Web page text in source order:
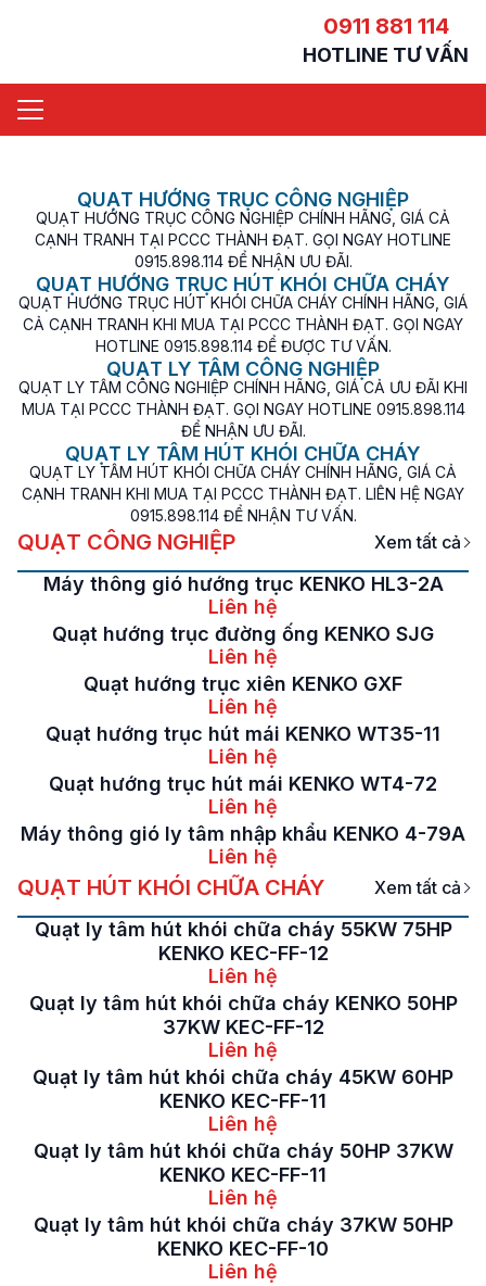
0911 881 114
HOTLINE TƯ VẤN
QUẠT HƯỚNG TRỤC CÔNG NGHIỆP
QUẠT HƯỚNG TRỤC CÔNG NGHIỆP CHÍNH HÃNG, GIÁ CẢ
CẠNH TRANH TẠI PCCC THÀNH ĐẠT. GỌI NGAY HOTLINE
0915.898.114 ĐỂ NHẬN ƯU ĐÃI.
QUẠT HƯỚNG TRỤC HÚT KHÓI CHỮA CHÁY
QUẠT HƯỚNG TRỤC HÚT KHÓI CHỮA CHÁY CHÍNH HÃNG, GIÁ
CẢ CẠNH TRANH KHI MUA TẠI PCCC THÀNH ĐẠT. GỌI NGAY
HOTLINE 0915.898.114 ĐỂ ĐƯỢC TƯ VẤN.
QUẠT LY TÂM CÔNG NGHIỆP
QUẠT LY TÂM CÔNG NGHIỆP CHÍNH HÃNG, GIÁ CẢ ƯU ĐÃI KHI
MUA TẠI PCCC THÀNH ĐẠT. GỌI NGAY HOTLINE 0915.898.114
ĐỂ NHẬN ƯU ĐÃI.
QUẠT LY TÂM HÚT KHÓI CHỮA CHÁY
QUẠT LY TÂM HÚT KHÓI CHỮA CHÁY CHÍNH HÃNG, GIÁ CẢ
CẠNH TRANH KHI MUA TẠI PCCC THÀNH ĐẠT. LIÊN HỆ NGAY
0915.898.114 ĐỂ NHẬN TƯ VẤN.
QUẠT CÔNG NGHIỆP Xem tất cả
Máy thông gió hướng trục KENKO HL3-2A
Liên hệ
Quạt hướng trục đường ống KENKO SJG
Liên hệ
Quạt hướng trục xiên KENKO GXF
Liên hệ
Quạt hướng trục hút mái KENKO WT35-11
Liên hệ
Quạt hướng trục hút mái KENKO WT4-72
Liên hệ
Máy thông gió ly tâm nhập khẩu KENKO 4-79A
Liên hệ
QUẠT HÚT KHÓI CHỮA CHÁY Xem tất cả
Quạt ly tâm hút khói chữa cháy 55KW 75HP
KENKO KEC-FF-12
Liên hệ
Quạt ly tâm hút khói chữa cháy KENKO 50HP
37KW KEC-FF-12
Liên hệ
Quạt ly tâm hút khói chữa cháy 45KW 60HP
KENKO KEC-FF-11
Liên hệ
Quạt ly tâm hút khói chữa cháy 50HP 37KW
KENKO KEC-FF-11
Liên hệ
Quạt ly tâm hút khói chữa cháy 37KW 50HP
KENKO KEC-FF-10
Liên hệ